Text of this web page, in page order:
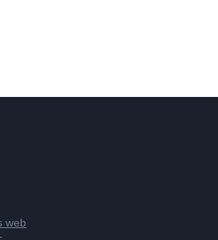
web